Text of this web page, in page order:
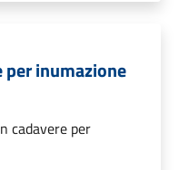
per inumazione
cadavere per